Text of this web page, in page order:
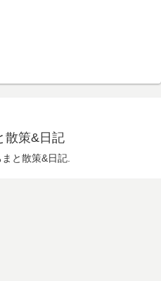
散策&日記
と散策&日記.